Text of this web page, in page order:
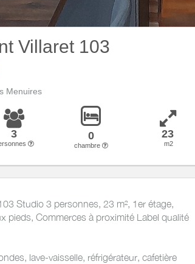
Villaret 103
Menuires
3 0
chambre
23
m2
Studio 3 personnes, 23 m², 1er étage,
pieds, Commerces à proximité Label qualité
lave-vaisselle, réfrigérateur, cafetière